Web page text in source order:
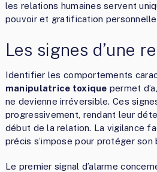
les relations humaines servent
pouvoir et gratification
Les signes d’une
Identifier les comportements
manipulatrice toxique permet
ne devienne irréversible. Ces
progressivement, rendant leur
début de la relation. La vigilance
précis s’impose pour protéger son
Le premier signal d’alarme